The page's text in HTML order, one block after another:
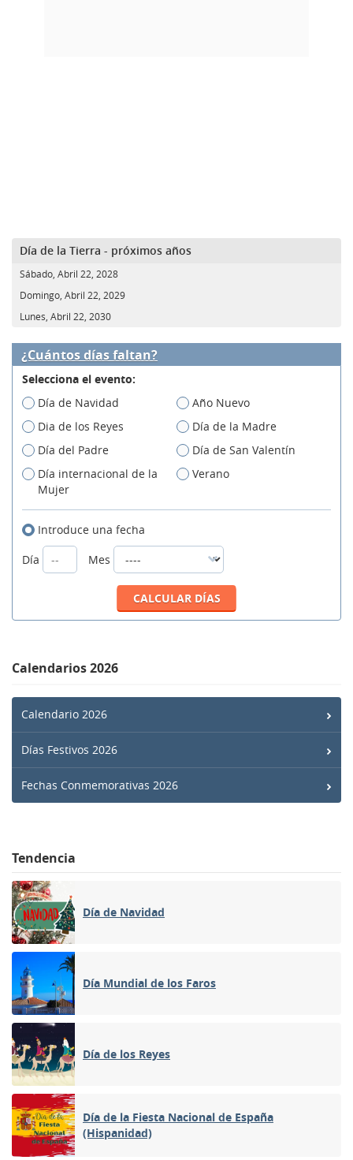
Día de la Tierra - próximos años
Sábado, Abril 22, 2028
Domingo, Abril 22, 2029
Lunes, Abril 22, 2030
¿Cuántos días faltan?
Selecciona el evento:
Día de Navidad
Año Nuevo
Dia de los Reyes
Día de la Madre
Día del Padre
Día de San Valentín
Día internacional de la
Mujer
Verano
Introduce una fecha
Día
Mes
Calendarios 2026
Calendario 2026
Días Festivos 2026
Fechas Conmemorativas 2026
Tendencia
Día de Navidad
Día Mundial de los Faros
Día de los Reyes
Día de la Fiesta Nacional de España
(Hispanidad)